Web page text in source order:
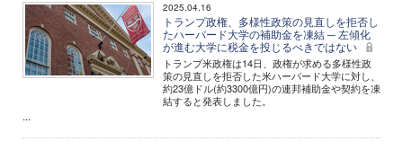
2025.04.16
トランプ政権、多様性政策の見直しを拒否し
たハーバード大学の補助金を凍結 ─ 左傾化
が進む大学に税金を投じるべきではない
トランプ米政権は14日、政権が求める多様性政
策の見直しを拒否した米ハーバード大学に対し、
約23億ドル(約3300億円)の連邦補助金や契約を凍
結すると発表しました。
...